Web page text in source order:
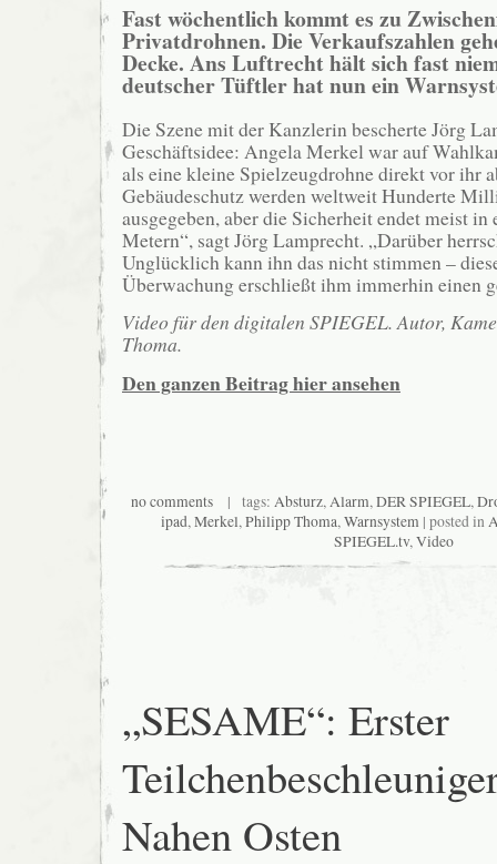
Fast wöchentlich kommt es zu
Privatdrohnen. Die Verkaufszahlen
Decke. Ans Luftrecht hält sich fast
deutscher Tüftler hat nun ein
Die Szene mit der Kanzlerin bescherte Jörg
Geschäftsidee: Angela Merkel war auf
als eine kleine Spielzeugdrohne direkt vor ihr
Gebäudeschutz werden weltweit Hunderte
ausgegeben, aber die Sicherheit endet meist
Metern“, sagt Jörg Lamprecht. „Darüber
Unglücklich kann ihn das nicht stimmen –
Überwachung erschließt ihm immerhin einen
Video für den digitalen SPIEGEL. Autor,
Thoma.
Den ganzen Beitrag hier ansehen
no comments| tags: Absturz,Alarm,DER SPIEGEL,
ipad,Merkel,Philipp Thoma,Warnsystem | posted in
SPIEGEL.tv,Video
„SESAME“: Erster
Nahen Osten